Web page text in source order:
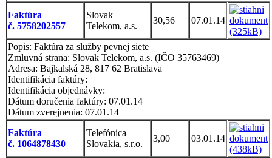
Faktúra
č. 5758202557
Slovak
Telekom, a.s.
30,56 07.01.14
Popis: Faktúra za služby pevnej siete
Zmluvná strana: Slovak Telekom, a.s. (IČO 35763469)
Adresa: Bajkalská 28, 817 62 Bratislava
Identifikácia faktúry:
Identifikácia objednávky:
Dátum doručenia faktúry: 07.01.14
Dátum zverejnenia: 07.01.14
Faktúra
č. 1064878430
Telefónica
Slovakia, s.r.o.
3,00 03.01.14